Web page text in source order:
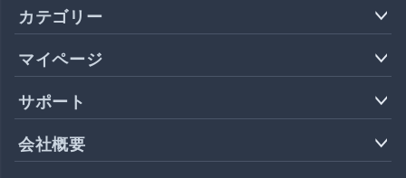
カテゴリー
マイページ
サポート
会社概要